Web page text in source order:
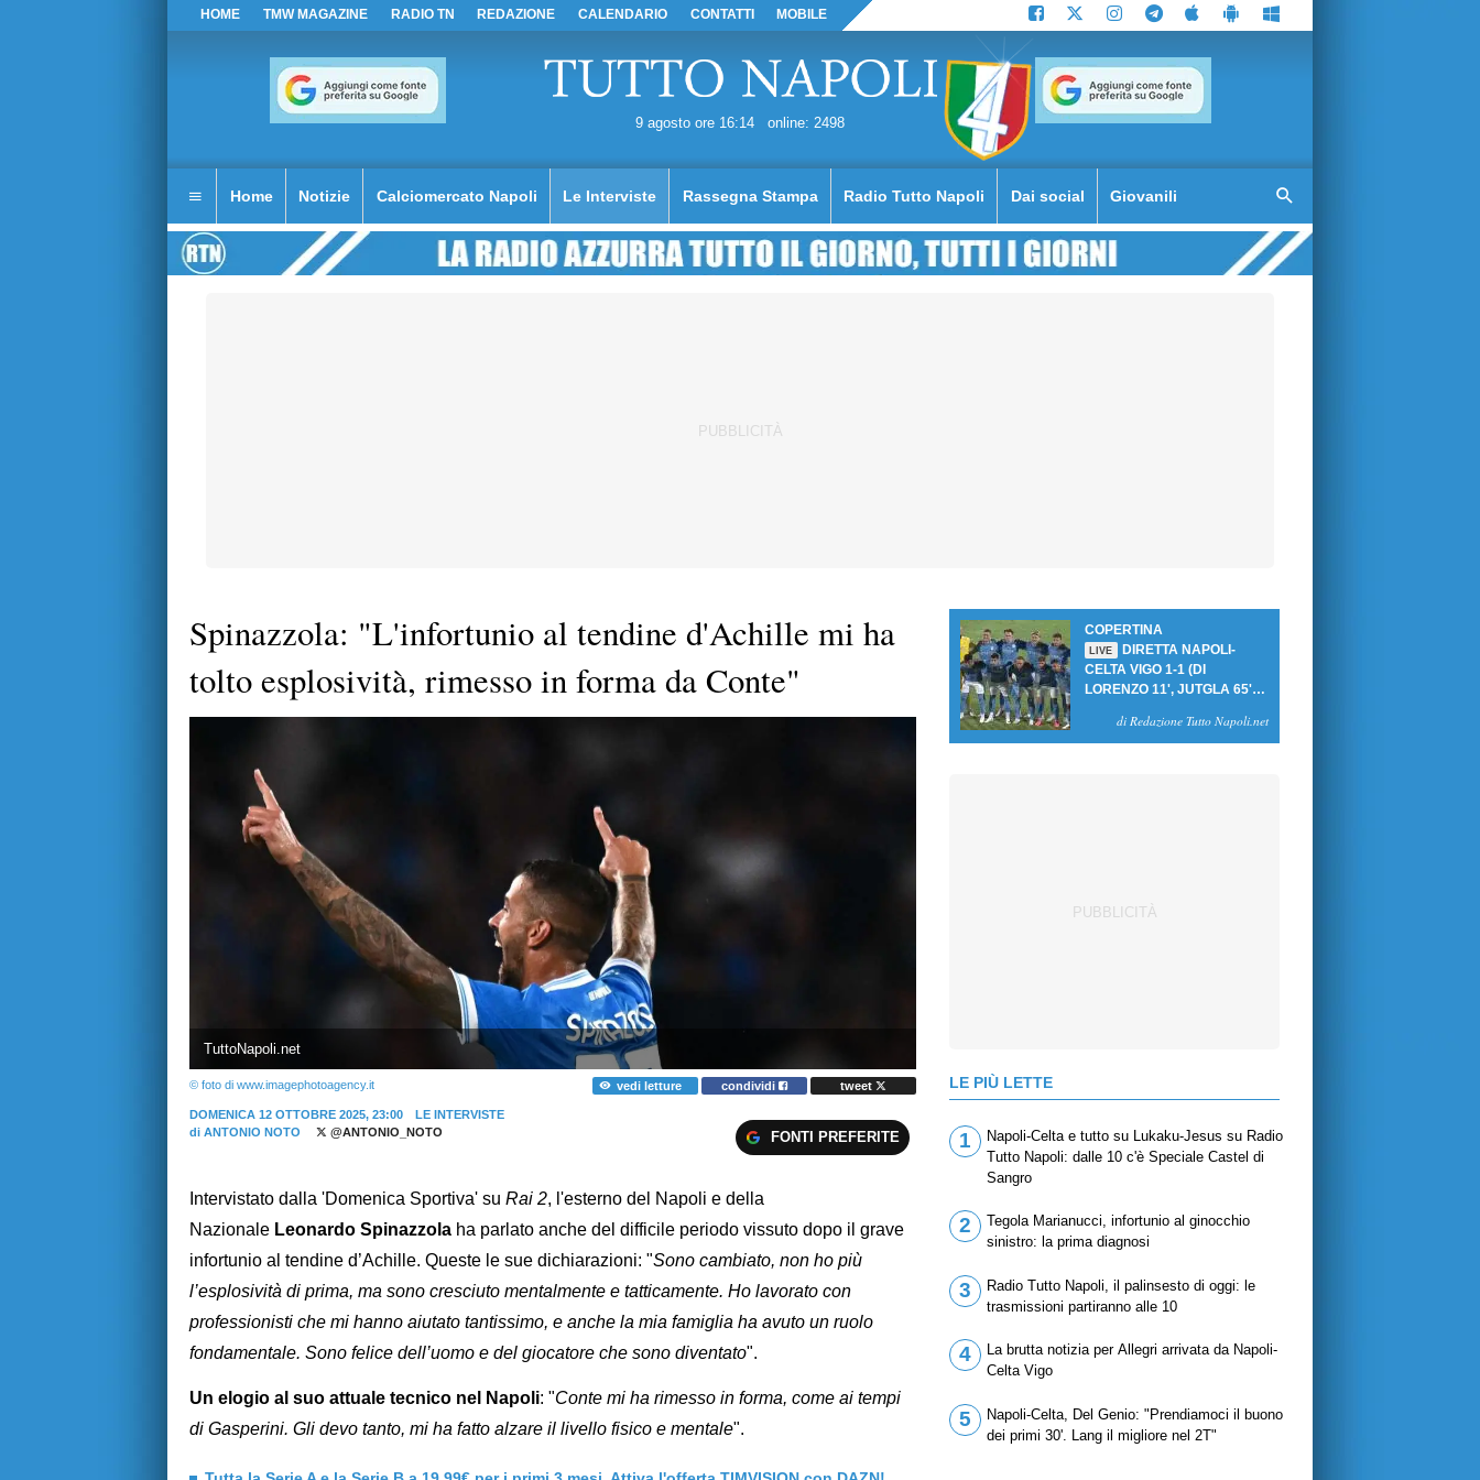
HOME TMW MAGAZINE RADIO TN REDAZIONE CALENDARIO CONTATTI MOBILE
9 agosto ore 16:14 online: 2498
Home Notizie Calciomercato Napoli Le Interviste Rassegna Stampa Radio Tutto Napoli Dai social Giovanili
Spinazzola: "L'infortunio al tendine d'Achille mi ha
tolto esplosività, rimesso in forma da Conte"
TuttoNapoli.net
© foto di www.imagephotoagency.it vedi letture condividi tweet
DOMENICA 12 OTTOBRE 2025, 23:00
LE INTERVISTE
di ANTONIO NOTO @ANTONIO_NOTO FONTI PREFERITE
Intervistato dalla 'Domenica Sportiva' su Rai 2, l'esterno del Napoli e della
Nazionale Leonardo Spinazzola ha parlato anche del difficile periodo vissuto dopo il grave
infortunio al tendine d’Achille. Queste le sue dichiarazioni: "Sono cambiato, non ho più
l’esplosività di prima, ma sono cresciuto mentalmente e tatticamente. Ho lavorato con
professionisti che mi hanno aiutato tantissimo, e anche la mia famiglia ha avuto un ruolo
fondamentale. Sono felice dell’uomo e del giocatore che sono diventato".
Un elogio al suo attuale tecnico nel Napoli: "Conte mi ha rimesso in forma, come ai tempi
di Gasperini. Gli devo tanto, mi ha fatto alzare il livello fisico e mentale".
COPERTINA
LIVE
DIRETTA NAPOLI-
CELTA VIGO 1-1 (DI
LORENZO 11', JUTGLA 65'):
BRUYNE NEGA LA
di Redazione Tutto Napoli.net
LE PIÙ LETTE
1
Napoli-Celta e tutto su Lukaku-Jesus su Radio
Tutto Napoli: dalle 10 c'è Speciale Castel di
Sangro
2
Tegola Marianucci, infortunio al ginocchio
sinistro: la prima diagnosi
3
Radio Tutto Napoli, il palinsesto di oggi: le
trasmissioni partiranno alle 10
4
La brutta notizia per Allegri arrivata da Napoli-
Celta Vigo
5
Napoli-Celta, Del Genio: "Prendiamoci il buono
dei primi 30'. Lang il migliore nel 2T"